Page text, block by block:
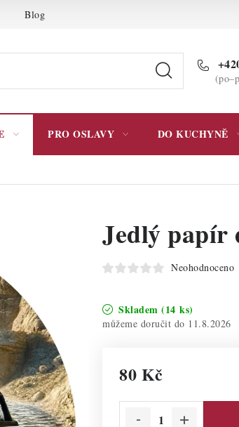
Blog Podmínky
PRO OSLAVY DO KUCHYNĚ
Jedlý papír
Neohodnoceno
Skladem (14 ks)
11.8.2026
80 Kč